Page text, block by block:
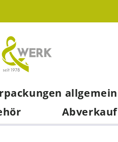
allgemein
Abverkauf